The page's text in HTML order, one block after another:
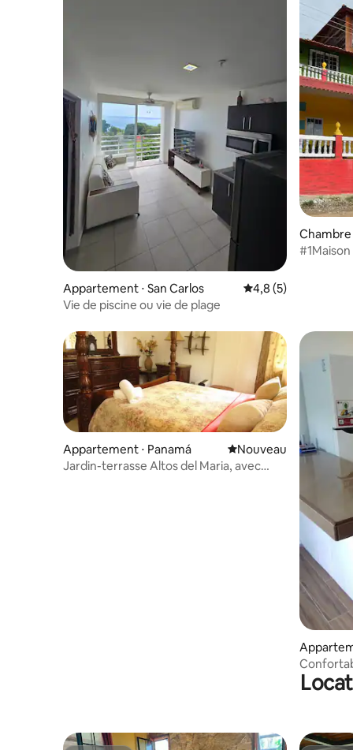
Appartement ⋅ San Carlos Évaluation
4,8 (5)
Vie de piscine ou vie de plage
Chambre
Appartement ⋅ Panamá Nouvel hébergement
Nouveau
Jardin-terrasse Altos del Maria, avec